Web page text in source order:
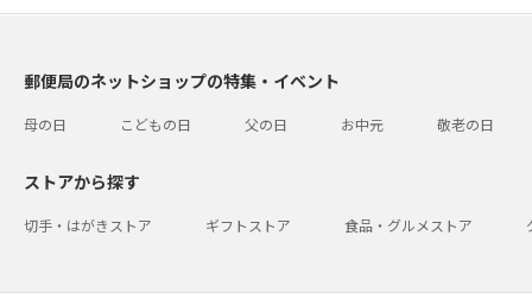
郵便局のネットショップの特集・イベント
母の日 こどもの日 父の日 お中元 敬老の日
ストアから探す
切手・はがきストア ギフトストア 食品・グルメストア